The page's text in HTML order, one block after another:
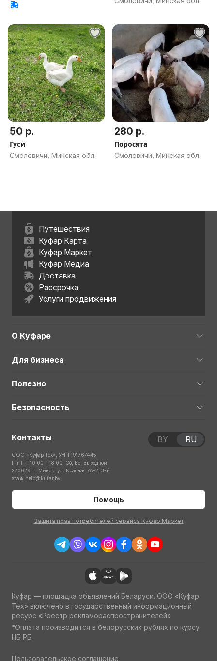
50 р.
Гуси
Смолевичи, Минская обл.
280 р.
Поросята
Смолевичи, Минская обл.
Путешествия
Куфар Карта
Куфар Маркет
Куфар Медиа
Доставка
Рассрочка
Услуги продвижения
О Куфаре
Для бизнеса
Полезно
Безопасность
Контакты
ООО «Куфар Тех», УНП 191767445
Пн-Пт: 10:00 – 18:00; Сб, Вс: Выходной
220029, г. Минск, ул. Красная 7А-2, 3-й
этаж help@kufar.by
Помощь
Защита прав потребителей сервиса Куфар Маркет
BY RU
Куфар — площадка объявлений Беларуси. ООО «Куфар
Тех» включено в государственный информационный
ресурс «Реестр рекламораспространителей»
*Оплата производится в белорусских рублях по курсу
НБ РБ.
Пользовательское соглашение